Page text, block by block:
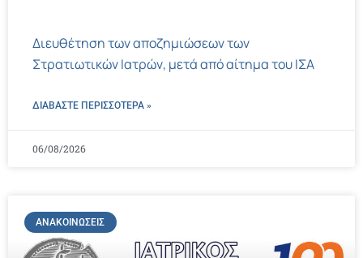
Διευθέτηση των αποζημιώσεων των
Στρατιωτικών Ιατρών, μετά από αίτημα του ΙΣΑ
ΔΙΑΒΑΣΤΕ ΠΕΡΙΣΣΌΤΕΡΑ »
06/08/2026
ΑΝΑΚΟΙΝΏΣΕΙΣ